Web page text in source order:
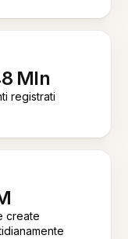
Mln
registrati
create